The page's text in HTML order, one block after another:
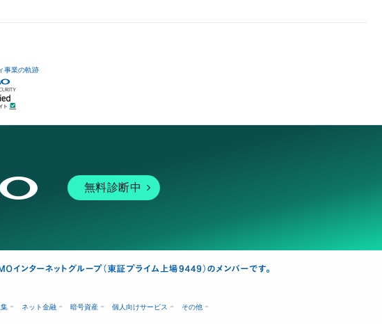
事業の軌跡
無料診断中
ネット金融 暗号資産 個人向けサービス その他